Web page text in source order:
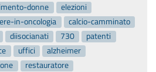
donne
elezioni
in-oncologia
calcio-camminato
diisocianati 730
patenti
uffici
alzheimer
restauratore